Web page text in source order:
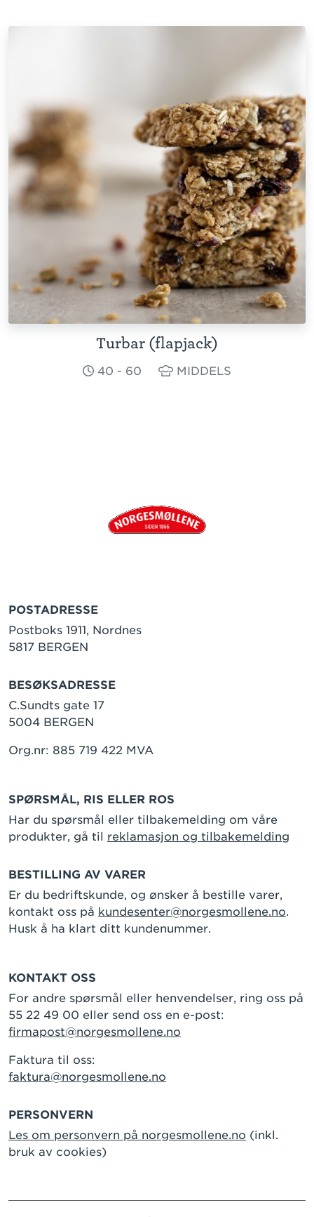
Turbar (flapjack)
40 - 60 MIDDELS
POSTADRESSE
Postboks 1911, Nordnes
5817 BERGEN
BESØKSADRESSE
C.Sundts gate 17
5004 BERGEN
Org.nr: 885 719 422 MVA
SPØRSMÅL, RIS ELLER ROS
Har du spørsmål eller tilbakemelding om våre
produkter, gå til reklamasjon og tilbakemelding
BESTILLING AV VARER
Er du bedriftskunde, og ønsker å bestille varer,
kontakt oss på kundesenter@norgesmollene.no.
Husk å ha klart ditt kundenummer.
KONTAKT OSS
For andre spørsmål eller henvendelser, ring oss på
55 22 49 00 eller send oss en e-post:
firmapost@norgesmollene.no
Faktura til oss:
faktura@norgesmollene.no
PERSONVERN
Les om personvern på norgesmollene.no (inkl.
bruk av cookies)